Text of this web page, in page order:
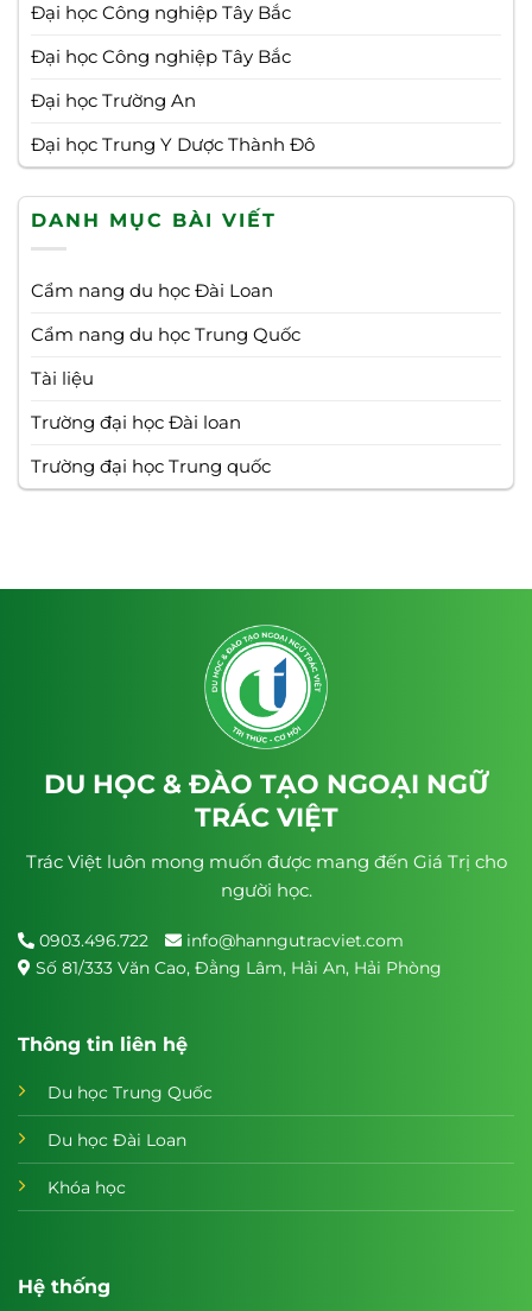
Đại học Công nghiệp Tây Bắc
Đại học Công nghiệp Tây Bắc
Đại học Trường An
Đại học Trung Y Dược Thành Đô
DANH MỤC BÀI VIẾT
Cẩm nang du học Đài Loan
Cẩm nang du học Trung Quốc
Tài liệu
Trường đại học Đài loan
Trường đại học Trung quốc
DU HỌC & ĐÀO TẠO NGOẠI NGỮ
TRÁC VIỆT
Trác Việt luôn mong muốn được mang đến Giá Trị cho
người học.
0903.496.722
info@hanngutracviet.com
Số 81/333 Văn Cao, Đằng Lâm, Hải An, Hải Phòng
Thông tin liên hệ
Du học Trung Quốc
Du học Đài Loan
Khóa học
Hệ thống